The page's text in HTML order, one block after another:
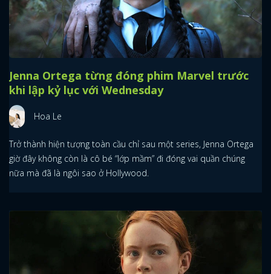
Jenna Ortega từng đóng phim Marvel trước
khi lập kỷ lục với Wednesday
Hoa Le
Trở thành hiện tượng toàn cầu chỉ sau một series, Jenna Ortega
giờ đây không còn là cô bé “lớp mầm” đi đóng vai quần chúng
nữa mà đã là ngôi sao ở Hollywood.